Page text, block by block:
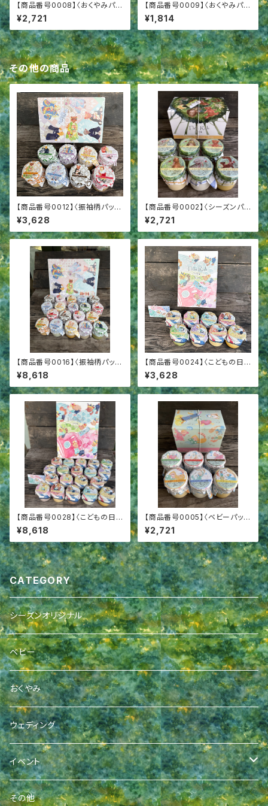
【商品番号0008】〈おくやみパッ
ケージ6〉プリン６個詰合せ 香
典返し 喪中御見舞 弔事用ギ
フト
¥2,721
【商品番号0009】〈おくやみパッ
ケージ4〉プリン4個詰合せ 香
典返し 喪中御見舞 弔事用ギ
フト
¥1,814
その他の商品
【商品番号0012】〈振袖柄パッケ
ージ8〉プリン8個詰合せ 成人
御祝 成人内祝
¥3,628
【商品番号0002】〈シーズンパッ
ケージ6〉成城プリン６個詰合
せ
¥2,721
【商品番号0016】〈振袖柄パッケ
ージ19〉プリン19個詰合せ 成
人御祝 成人内祝
¥8,618
【商品番号0024】〈こどもの日パ
ッケージ8〉成城プリン8個詰合
せ こどもの日
¥3,628
【商品番号0028】〈こどもの日パ
ッケージ19〉プリン19個詰合
せ こどもの日
¥8,618
【商品番号0005】〈ベビーパッケ
ージ6〉プリン6個詰合せ 出産
祝 出産内祝
¥2,721
CATEGORY
シーズンオリジナル
ベビー
おくやみ
ウェディング
イベント
成人式
その他